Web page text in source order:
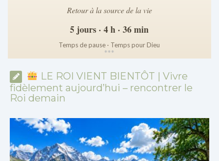
Retour à la source de la vie
5 jours · 4 h · 36 min
Temps de pause · Temps pour Dieu
***
LE ROI VIENT BIENTÔT | Vivre
fidèlement aujourd’hui – rencontrer le
Roi demain